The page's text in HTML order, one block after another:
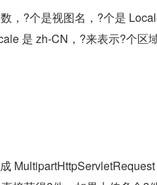
，?个是视图名，?个是
是 zh-CN，?来表示?个区